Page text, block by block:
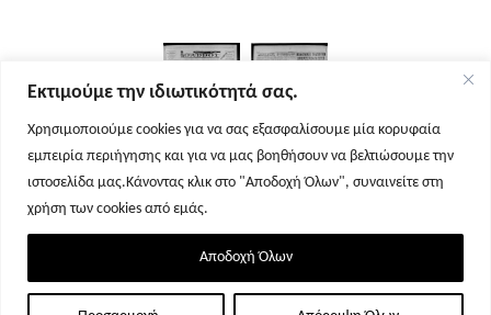
Εκτιμούμε την ιδιωτικότητά σας.
Χρησιμοποιούμε cookies για να σας εξασφαλίσουμε μία κορυφαία
εμπειρία περιήγησης και για να μας βοηθήσουν να βελτιώσουμε την
ιστοσελίδα μας.Κάνοντας κλικ στο "Αποδοχή Όλων", συναινείτε στη
χρήση των cookies από εμάς.
Αποδοχή Όλων
Σελίδα 1 Σελίδα 2